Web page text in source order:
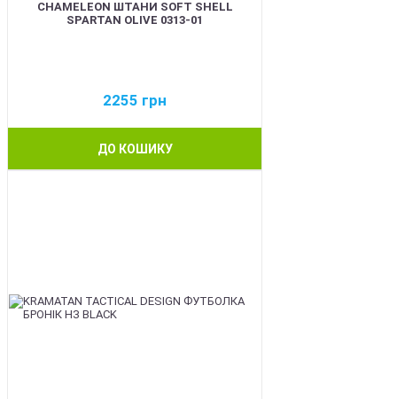
CHAMELEON ШТАНИ SOFT SHELL
SPARTAN OLIVE 0313-01
2255 грн
ДО КОШИКУ